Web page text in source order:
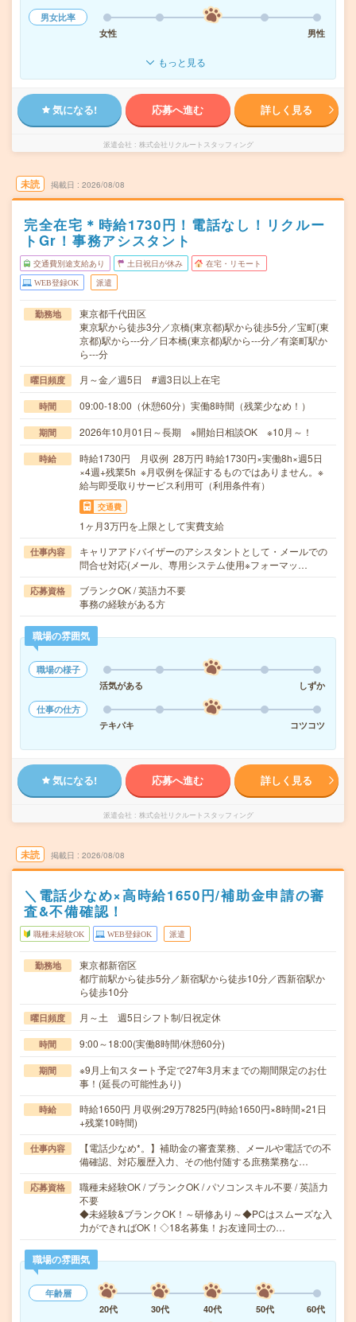
男女比率
女性
男性
もっと見る
気になる! 応募へ進む 詳しく見る
派遣会社 株式会社リクルートスタッフィング
未読 掲載日 2026/08/08
完全在宅＊時給1730円！電話なし！リクルー
トGr！事務アシスタント
交通費別途支給あり 土日祝日が休み 在宅・リモート
WEB登録OK 派遣
勤務地
東京都千代田区
東京駅から徒歩3分／京橋(東京都)駅から徒歩5分／宝町(東
京都)駅から---分／日本橋(東京都)駅から---分／有楽町駅か
ら---分
曜日頻度 月～金／週5日 #週3日以上在宅
時間 09:00-18:00（休憩60分）実働8時間（残業少なめ！）
期間 2026年10月01日～長期 ※開始日相談OK ※10月～！
時給
時給1730円 月収例 28万円 時給1730円×実働8h×週5日
×4週+残業5h ※月収例を保証するものではありません。※
給与即受取りサービス利用可（利用条件有）
交通費
1ヶ月3万円を上限として実費支給
仕事内容
キャリアアドバイザーのアシスタントとして・メールでの
問合せ対応(メール、専用システム使用※フォーマッ…
応募資格
ブランクOK / 英語力不要
事務の経験がある方
職場の雰囲気
職場の様子
活気がある
しずか
仕事の仕方
テキパキ
コツコツ
気になる! 応募へ進む 詳しく見る
派遣会社 株式会社リクルートスタッフィング
未読 掲載日 2026/08/08
＼電話少なめ×高時給1650円/補助金申請の審
査&不備確認！
職種未経験OK WEB登録OK 派遣
勤務地
東京都新宿区
都庁前駅から徒歩5分／新宿駅から徒歩10分／西新宿駅か
ら徒歩10分
曜日頻度 月～土 週5日シフト制/日祝定休
時間 9:00～18:00(実働8時間/休憩60分)
期間
※9月上旬スタート予定で27年3月末までの期間限定のお仕
事！(延長の可能性あり)
時給
時給1650円 月収例:29万7825円(時給1650円×8時間×21日
+残業10時間)
仕事内容
【電話少なめ*。】補助金の審査業務、メールや電話での不
備確認、対応履歴入力、その他付随する庶務業務な…
応募資格
職種未経験OK / ブランクOK / パソコンスキル不要 / 英語力
不要
◆未経験&ブランクOK！～研修あり～◆PCはスムーズな入
力ができればOK！◇18名募集！お友達同士の…
職場の雰囲気
年齢層
20代
30代 40代 50代
60代